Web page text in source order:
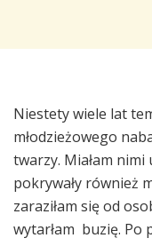
Niestety wiele lat
młodzieżowego
twarzy. Miałam nimi
pokrywały również
zaraziłam się od
wytarłam buzię. Po